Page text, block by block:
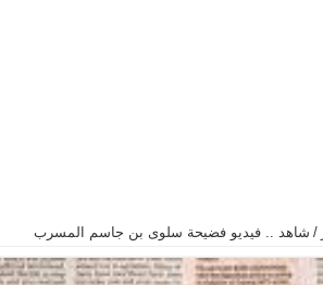
/ شاهد .. فيديو فضيحة سلوى بن جاسم المسرب